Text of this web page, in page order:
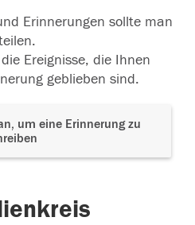
Erinnerungen sollte man
Ereignisse, die Ihnen
geblieben sind.
um eine Erinnerung zu